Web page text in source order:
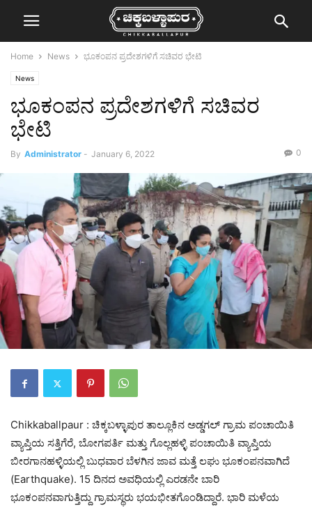
Home News ಭೂಕಂಪನ ಪ್ರದೇಶಗಳಿಗೆ ಸಚಿವರ ಭೇಟಿ
News
ಭೂಕಂಪನ ಪ್ರದೇಶಗಳಿಗೆ ಸಚಿವರ
ಭೇಟಿ
By Administrator - January 6, 2022 0
Chikkaballpaur : ಚಿಕ್ಕಬಳ್ಳಾಪುರ ತಾಲ್ಲೂಕಿನ ಅಡ್ಡಗಲ್ ಗ್ರಾಮ ಪಂಚಾಯಿತಿ
ವ್ಯಾಪ್ತಿಯ ಸತ್ತಿಗೆರೆ, ಬೋಗಪರ್ತಿ ಮತ್ತು ಗೊಲ್ಲಹಳ್ಳಿ ಪಂಚಾಯಿತಿ ವ್ಯಾಪ್ತಿಯ
ಬೀರಗಾನಹಳ್ಳಿಯಲ್ಲಿ ಬುಧವಾರ ಬೆಳಗಿನ ಜಾವ ಮತ್ತೆ ಲಘು ಭೂಕಂಪನವಾಗಿದೆ
(Earthquake). 15 ದಿನದ ಅವಧಿಯಲ್ಲಿ ಎರಡನೇ ಬಾರಿ
ಭೂಕಂಪನವಾಗುತ್ತಿದ್ದು ಗ್ರಾಮಸ್ಥರು ಭಯಭೀತಗೊಂಡಿದ್ದಾರೆ. ಭಾರಿ ಮಳೆಯ